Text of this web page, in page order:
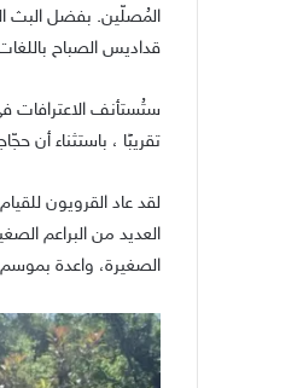
المُصلّين. بفضل البث
قداديس الصباح باللغات
ستُستأنف الاعترافات
تقريبًا ، باستثناء أن
لقد عاد القرويون
العديد من البراعم
الصغيرة، واعدة